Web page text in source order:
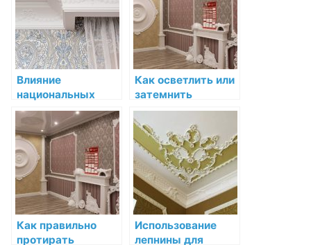
Влияние
национальных
традиций на
декоративную
лепнину
Как осветлить или
затемнить
декоративную
лепнину для
соответствия
интерьеру
Как правильно
протирать
Использование
лепнины для